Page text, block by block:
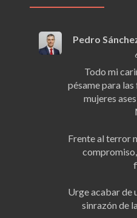
Pedro
Todo mi
pésame para
mujeres
Frente al terror
Urge acabar de
sinrazón de